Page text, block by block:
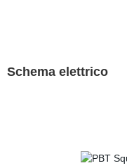
Schema elettrico